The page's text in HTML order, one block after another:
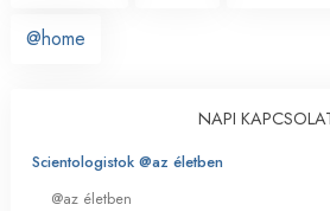
@home
NAPI
Scientologistok @az életben
@az életben